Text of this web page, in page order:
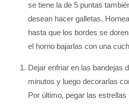
se tiene la de 5 puntas
desean hacer galletas.
hasta que los bordes se
el horno bajarlas con una
Dejar enfriar en las bandejas
minutos y luego decorarlas
Por último, pegar las estrellas